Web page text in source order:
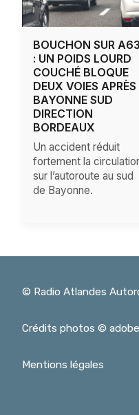
BOUCHON SUR A63
: UN POIDS LOURD
COUCHÉ BLOQUE
DEUX VOIES APRÈS
BAYONNE SUD
DIRECTION
BORDEAUX
Un accident réduit
fortement la
sur l’autoroute au sud
de Bayonne.
© Radio Atlandes
Crédits photos ©
Mentions légales